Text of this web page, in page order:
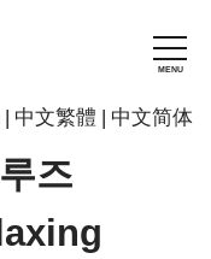
中文繁體 中文简体
즈